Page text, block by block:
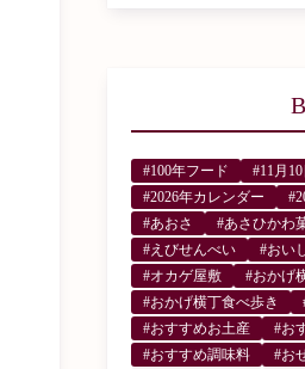
#100年フード #11月10
#2026年カレンダー
#あおさ
#あさひかわ
#えびせんべい
#おい
#オカゲ屋敷
#おかげ
#おかげ横丁食べ歩き
#おすすめお土産
#お
#おすすめ調味料
#お